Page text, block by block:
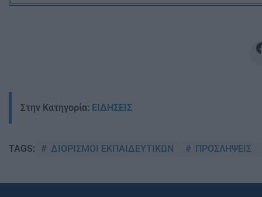
Στην Κατηγορία: ΕΙΔΗΣΕΙΣ
TAGS: ΔΙΟΡΙΣΜΟΙ ΕΚΠΑΙΔΕΥΤΙΚΩΝ ΠΡΟΣΛΗΨΕΙΣ